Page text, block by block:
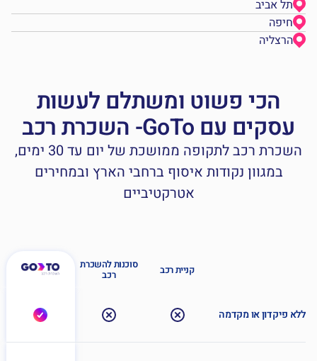
תל אביב
חיפה
הרצליה
הכי פשוט ומשתלם לעשות
עסקים עם GoTo- השכרת רכב
השכרת רכב לתקופה ממושכת של יום עד 30 ימים,
במגוון נקודות איסוף ברחבי הארץ ובמחירים
אטרקטיביים
קניית רכב סוכנות להשכרת
פיקדון או מקדמה